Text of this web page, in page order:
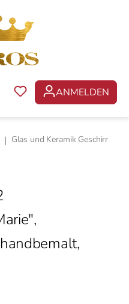
DU HAST 0
ANMELDEN
| Glas und Keramik Geschirr